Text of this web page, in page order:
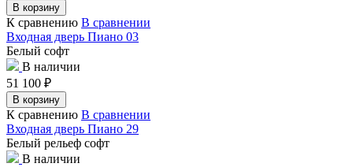
В корзину
К сравнению В сравнении
Входная дверь Пиано 03
Белый софт
В наличии
51 100 ₽
В корзину
К сравнению В сравнении
Входная дверь Пиано 29
Белый рельеф софт
В наличии